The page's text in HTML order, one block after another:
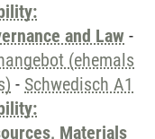
and Law -
(ehemals
- Schwedisch A1
Materials